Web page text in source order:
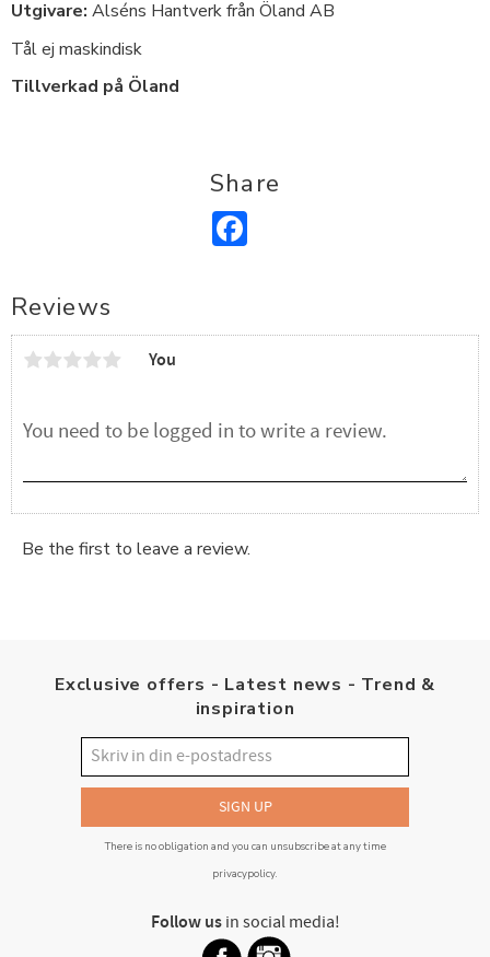
Utgivare: Alséns Hantverk från Öland AB
Tål ej maskindisk
Tillverkad på Öland
Share
Reviews
You
Be the first to leave a review.
Exclusive offers - Latest news - Trend &
inspiration
SIGN UP
There is no obligation and you can unsubscribe at any time
privacypolicy.
Follow usin social media!